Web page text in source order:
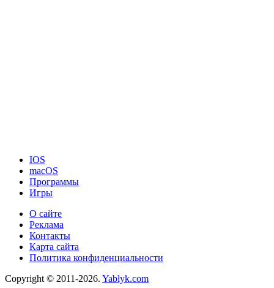
IOS
macOS
Программы
Игры
О сайте
Реклама
Контакты
Карта сайта
Политика конфиденциальности
Copyright © 2011-2026. Yablyk.сom